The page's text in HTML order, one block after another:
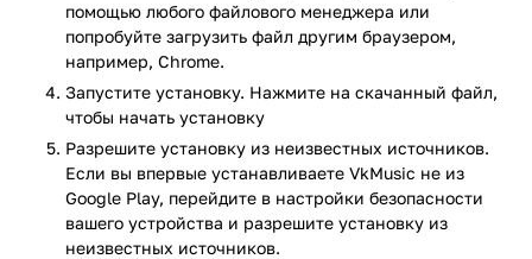
Одним из главных недостатков музыкальных онлайн-
сервисов является необходимость доступа в Интернет. Это
не позволяет насладиться прослушиванием любимых
треков за городом, либо в других местах со слабым
уровнем сигнала. Программа VkMusic избавит вас от этих
неудобств. Дело в том, чтов последней версии приложения
предусмотрена функция скачивания музыки в память
смартфона. Сохраните нужные музыкальные записи на
телефоне и слушайте их офлайн, в любой момент.
помощью любого файлового менеджера или
попробуйте загрузить файл другим браузером,
например, Chrome.
Запустите установку. Нажмите на скачанный файл,
чтобы начать установку
Разрешите установку из неизвестных источников.
Если вы впервые устанавливаете VkMusic не из
Google Play, перейдите в настройки безопасности
вашего устройства и разрешите установку из
неизвестных источников.